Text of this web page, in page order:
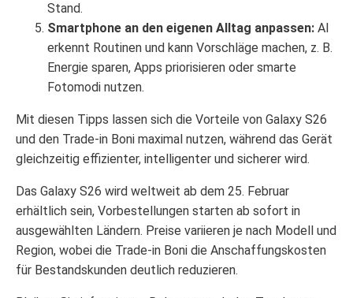
Stand.
Smartphone an den eigenen Alltag anpassen: AI
erkennt Routinen und kann Vorschläge machen, z. B.
Energie sparen, Apps priorisieren oder smarte
Fotomodi nutzen.
Mit diesen Tipps lassen sich die Vorteile von Galaxy S26
und den Trade‑in Boni maximal nutzen, während das Gerät
gleichzeitig effizienter, intelligenter und sicherer wird.
Das Galaxy S26 wird weltweit ab dem 25. Februar
erhältlich sein, Vorbestellungen starten ab sofort in
ausgewählten Ländern. Preise variieren je nach Modell und
Region, wobei die Trade‑in Boni die Anschaffungskosten
für Bestandskunden deutlich reduzieren.